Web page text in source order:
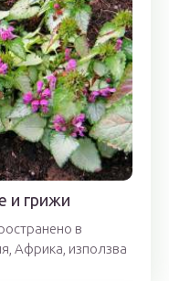
и грижи
в
Африка, използва